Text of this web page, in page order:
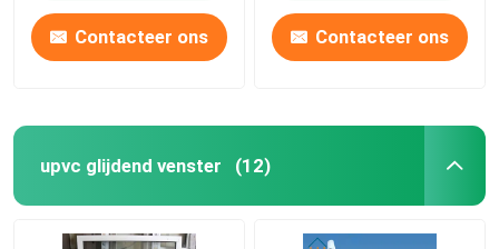
Contacteer ons Contacteer ons
upvc glijdend venster (12)